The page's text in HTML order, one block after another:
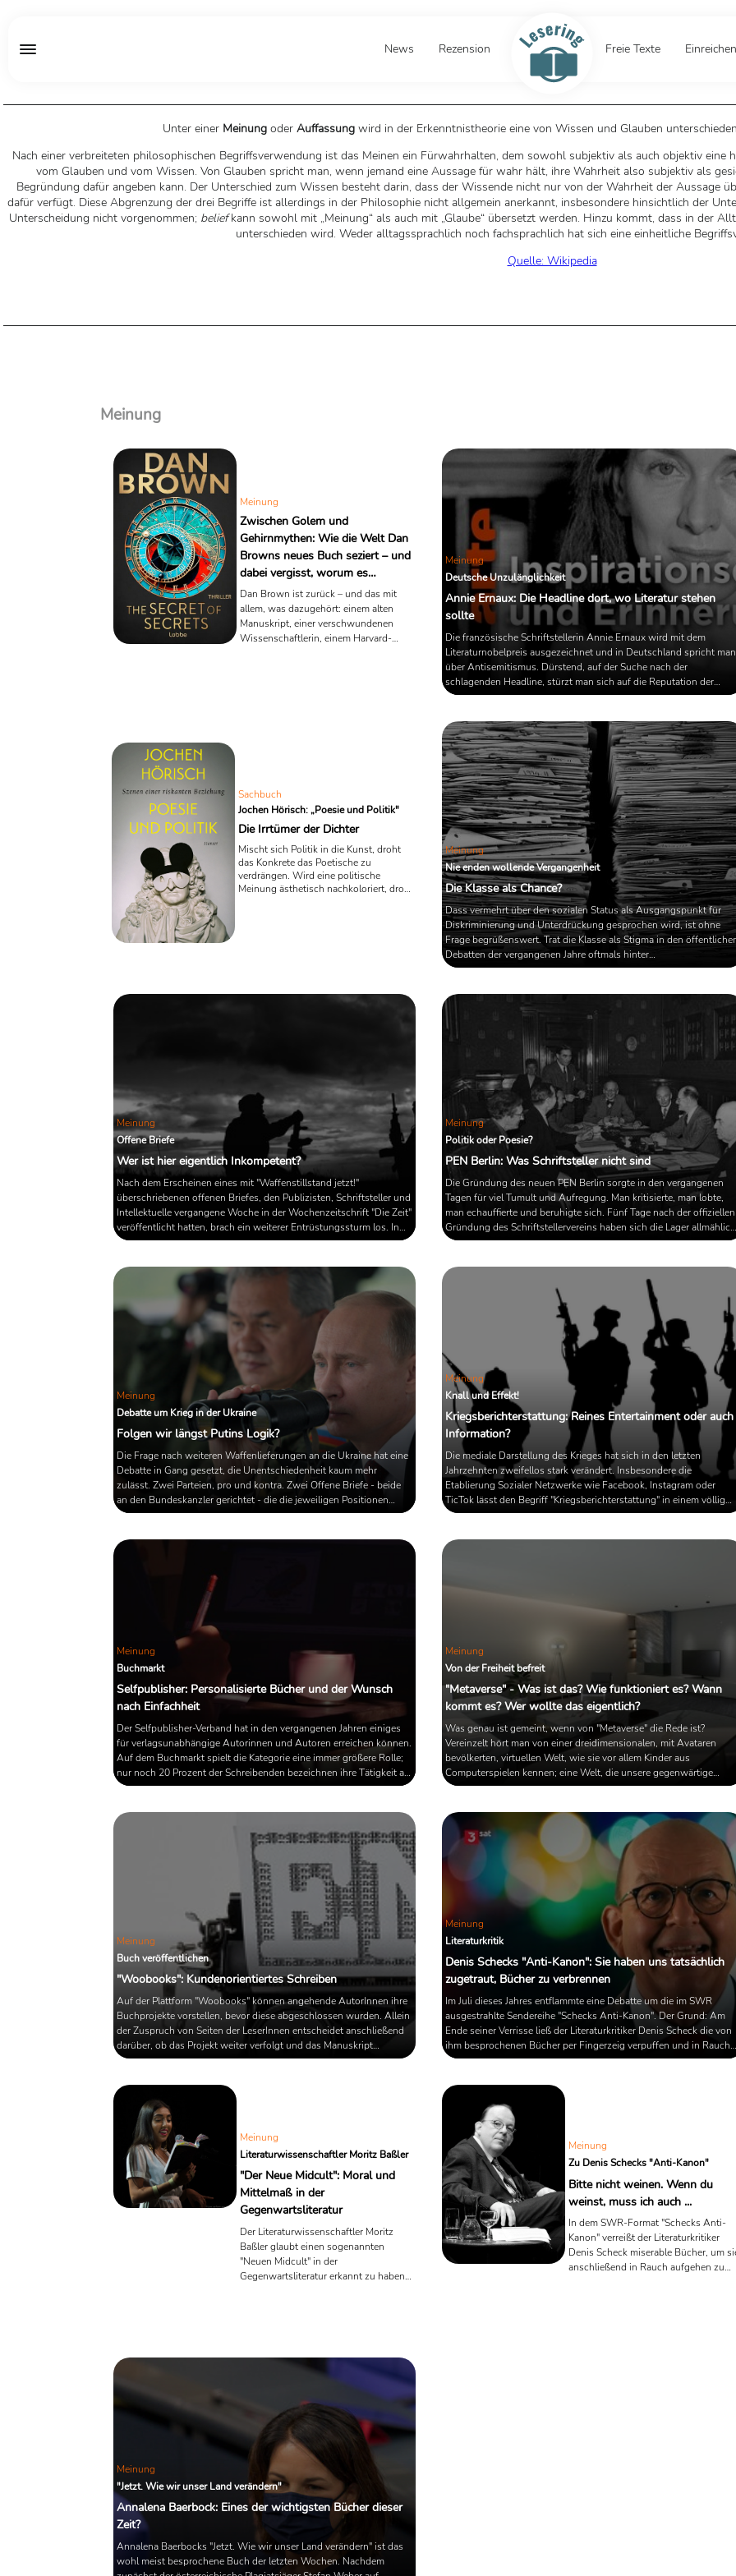
News Rezension Freie Texte Einreichen
Unter einer Meinungoder Auffassungwird in der Erkenntnistheorie eine von Wissen und Glauben
Nach einer verbreiteten philosophischen Begriffsverwendung ist das Meinen ein Fürwahrhalten, dem sowohl subjektiv als auch objektiv eine
vom Glauben und vom Wissen. Von Glauben spricht man, wenn jemand eine Aussage für wahr hält, ihre Wahrheit also subjektiv als
Begründung dafür angeben kann. Der Unterschied zum Wissen besteht darin, dass der Wissende nicht nur von der Wahrheit der Aussage
dafür verfügt. Diese Abgrenzung der drei Begriffe ist allerdings in der Philosophie nicht allgemein anerkannt, insbesondere hinsichtlich der
Unterscheidung nicht vorgenommen; beliefkann sowohl mit „Meinung“ als auch mit „Glaube“ übersetzt werden. Hinzu kommt, dass in der
unterschieden wird. Weder alltagssprachlich noch fachsprachlich hat sich eine einheitliche
Quelle: Wikipedia
Meinung
Meinung
Zwischen Golem und
Gehirnmythen: Wie die Welt Dan
Browns neues Buch seziert – und
dabei vergisst, worum es
eigentlich geht
Dan Brown ist zurück – und das mit
allem, was dazugehört: einem alten
Manuskript, einer verschwundenen
Wissenschaftlerin, einem Harvard-
Meinung
Deutsche Unzulänglichkeit
Annie Ernaux: Die Headline dort, wo Literatur stehen
sollte
Die französische Schriftstellerin Annie Ernaux wird mit dem
Literaturnobelpreis ausgezeichnet und in Deutschland spricht man
über Antisemitismus. Dürstend, auf der Suche nach der
schlagenden Headline, stürzt man sich auf die Reputation der
Person, und lässt die Literatur dabei links liegen. Ja,
nicht anders...
Sachbuch
Jochen Hörisch: „Poesie und Politik"
Die Irrtümer der Dichter
Mischt sich Politik in die Kunst, droht
das Konkrete das Poetische zu
verdrängen. Wird eine politische
Meinung ästhetisch nachkoloriert, droht
Das Schöne, so Hörisch, dürfe nicht
Meinung
Nie enden wollende Vergangenheit
Die Klasse als Chance?
Dass vermehrt über den sozialen Status als Ausgangspunkt für
Diskriminierung und Unterdrückung gesprochen wird, ist ohne
Frage begrüßenswert. Trat die Klasse als Stigma in den
Debatten der vergangenen Jahre oftmals hinter
augenscheinlicheren Aspekten wie Geschlecht und/oder Hautfarbe
eine über 200 Jahre alte Bezeichnung - gesprochen. In der Literatur
wird dem Thema Klasse bereits seit einigen Jahren große
Aufmerksamkeit ...
Meinung
Offene Briefe
Wer ist hier eigentlich Inkompetent?
Nach dem Erscheinen eines mit "Waffenstillstand jetzt!"
überschriebenen offenen Briefes, den Publizisten, Schriftsteller und
Intellektuelle vergangene Woche in der Wochenzeitschrift "Die Zeit"
veröffentlicht hatten, brach ein weiterer Entrüstungssturm los. In
verschiedenen Kommentaren wird den Unterzeichnern
vorgeworfen. Aber wer wirft da eigentlich wem etwas vor?
Meinung
Politik oder Poesie?
PEN Berlin: Was Schriftsteller nicht sind
Die Gründung des neuen PEN Berlin sorgte in den vergangenen
Tagen für viel Tumult und Aufregung. Man kritisierte, man lobte,
man echauffierte und beruhigte sich. Fünf Tage nach der offiziellen
Gründung des Schriftstellervereins haben sich die Lager allmählich
beruhigt; die anfängliche Aufregung scheint verpufft. Der "neue"
schal und fad neben dem "alten" liegen. In einem heute in der FAZ
erschienen Artikel macht der Schriftsteller ...
Meinung
Debatte um Krieg in der Ukraine
Folgen wir längst Putins Logik?
Die Frage nach weiteren Waffenlieferungen an die Ukraine hat eine
Debatte in Gang gesetzt, die Unentschiedenheit kaum mehr
zulässt. Zwei Parteien, pro und kontra. Zwei Offene Briefe - beide
an den Bundeskanzler gerichtet - die die jeweiligen Positionen
bestärken und untermauern. Unter all dem kocht eine gewaltige
hierbei um kriegs- beziehungsweise waffenspezifische Fragen
Meinung
Knall und Effekt!
Kriegsberichterstattung: Reines Entertainment oder auch
Information?
Die mediale Darstellung des Krieges hat sich in den letzten
Jahrzehnten zweifellos stark verändert. Insbesondere die
Etablierung Sozialer Netzwerke wie Facebook, Instagram oder
TicTok lässt den Begriff "Kriegsberichterstattung" in einem völlig
anderen Licht erscheinen. Wie und was Medien über Kriege und
pausenlos dargestellt und nachgespielt wird, scheint mit Begriffen
Meinung
Buchmarkt
Selfpublisher: Personalisierte Bücher und der Wunsch
nach Einfachheit
Der Selfpublisher-Verband hat in den vergangenen Jahren einiges
für verlagsunabhängige Autorinnen und Autoren erreichen können.
Auf dem Buchmarkt spielt die Kategorie eine immer größere Rolle;
nur noch 20 Prozent der Schreibenden bezeichnen ihre Tätigkeit als
"Hobby". Wie wird es für Selfpublisher in den nächsten Jahren
Konzepte für den Einzelhandel? Und kann personalisiertes
Schreiben überhaupt als ein literarisches Segment bezeichnet ...
Meinung
Von der Freiheit befreit
"Metaverse" - Was ist das? Wie funktioniert es? Wann
kommt es? Wer wollte das eigentlich?
Was genau ist gemeint, wenn von "Metaverse" die Rede ist?
Vereinzelt hört man von einer dreidimensionalen, mit Avataren
bevölkerten, virtuellen Welt, wie sie vor allem Kinder aus
Computerspielen kennen; eine Welt, die unsere gegenwärtige
Realität erweitern, wenn nicht sogar ablösen soll. Um etwas
Komplex zu bringen, sind Ende vergangenen Jahres einige Bücher
erschienen, die sich der neuen Technologie widmeten. Eines
Meinung
Buch veröffentlichen
"Woobooks": Kundenorientiertes Schreiben
Auf der Plattform "Woobooks" können angehende AutorInnen ihre
Buchprojekte vorstellen, bevor diese abgeschlossen wurden. Allein
der Zuspruch von Seiten der LeserInnen entscheidet anschließend
darüber, ob das Projekt weiter verfolgt und das Manuskript
fertiggestellt wird. Ein Verfahren, welches nicht nur die
Frage, ob ein Kunstwerk dezidiert für ein Publikum geschaffen
werden sollte, neu ...
Meinung
Literaturkritik
Denis Schecks "Anti-Kanon": Sie haben uns tatsächlich
zugetraut, Bücher zu verbrennen
Im Juli dieses Jahres entflammte eine Debatte um die im SWR
ausgestrahlte Sendereihe "Schecks Anti-Kanon". Der Grund: Am
Ende seiner Verrisse ließ der Literaturkritiker Denis Scheck die von
ihm besprochenen Bücher per Fingerzeig verpuffen und in Rauch
aufgehen. Einige ZuschauerInnen fühlten sich durch diese
Bücherverbrennung von 1933 erinnert. Nach massiver Kritik
versprach der Sender eine Überarbeitung des Formats; die ...
Meinung
Literaturwissenschaftler Moritz Baßler
"Der Neue Midcult": Moral und
Mittelmaß in der
Gegenwartsliteratur
Der Literaturwissenschaftler Moritz
Baßler glaubt einen sogenannten
"Neuen Midcult" in der
Gegenwartsliteratur erkannt zu haben.
wie einseitig ist eine Lektüre, die im
Twitter-Trent stehende Themen
Meinung
Zu Denis Schecks "Anti-Kanon"
Bitte nicht weinen. Wenn du
weinst, muss ich auch ...
In dem SWR-Format "Schecks Anti-
Kanon" verreißt der Literaturkritiker
Denis Scheck miserable Bücher, um
anschließend in Rauch aufgehen zu
Meinung
"Jetzt. Wie wir unser Land verändern"
Annalena Baerbock: Eines der wichtigsten Bücher dieser
Zeit?
Annalena Baerbocks "Jetzt. Wie wir unser Land verändern" ist das
wohl meist besprochene Buch der letzten Wochen. Nachdem